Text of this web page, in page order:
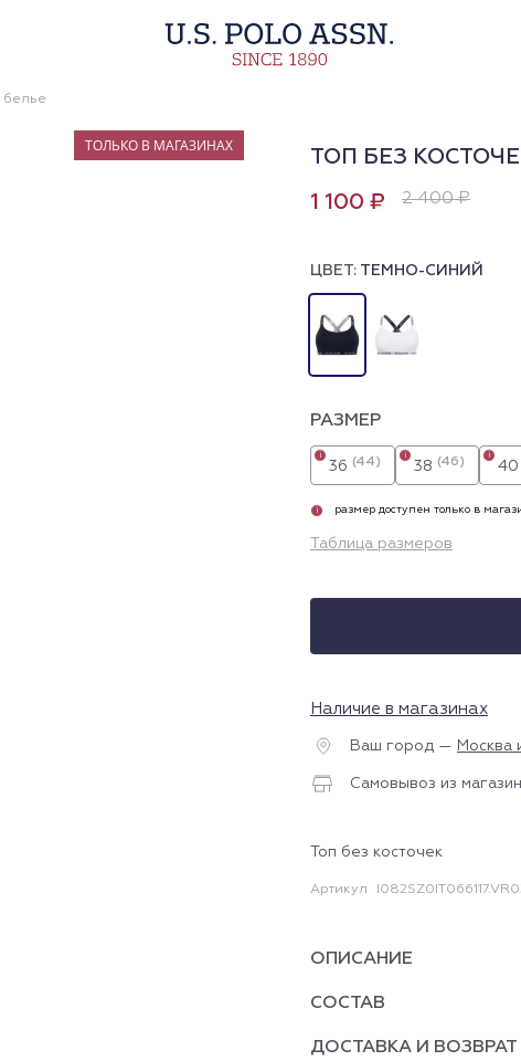
ТОЛЬКО В МАГАЗИНАХ
ТОП БЕЗ
1 100 ₽ 2 400 ₽
ЦВЕТ: ТЕМНО-СИНИЙ
РАЗМЕР
36 (44)
i
38 (46)
i
40
i
i размер доступен только в
Таблица размеров
Наличие в магазинах
Ваш город — Москва
Самовывоз из
Топ без косточек
Артикул
ОПИСАНИЕ
СОСТАВ
ДОСТАВКА И ВОЗВРАТ